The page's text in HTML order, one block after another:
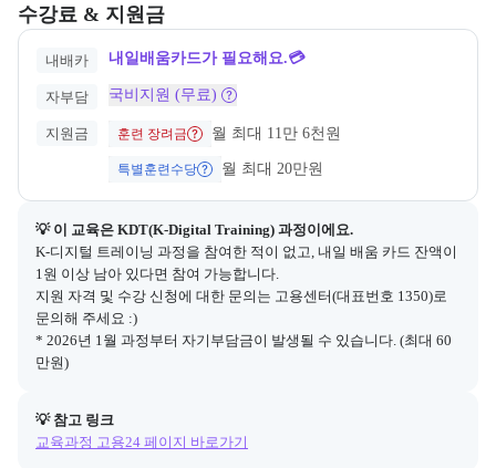
수강료 & 지원금
교육과정의 비용 및 결제 관련 정보를 안내한다. 필요 시 정부지원 과
내배카 내일배움카드가 필요해요.💳
자부담 국비지원 (무료)
지원금 훈련 장려금 월 최대 11만 6천원
특별훈련수당 월 최대 20만원
💡 이 교육은 KDT(K-Digital Training) 과정이에요.
K-디지털 트레이닝 과정을 참여한 적이 없고, 내일 배움 카드 잔액이
1원 이상 남아 있다면 참여 가능합니다.
지원 자격 및 수강 신청에 대한 문의는 고용센터(대표번호 1350)로
문의해 주세요 :)
* 2026년 1월 과정부터 자기부담금이 발생될 수 있습니다. (최대 60
만원)
💡 참고 링크
교육과정 고용24 페이지 바로가기